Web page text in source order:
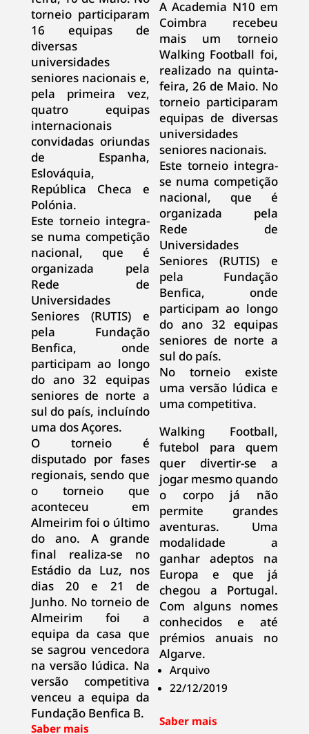
torneio participaram
16 equipas de
diversas
universidades
seniores nacionais e,
pela primeira vez,
quatro equipas
internacionais
convidadas oriundas
de Espanha,
Eslováquia,
República Checa e
Polónia.
Este torneio integra-
se numa competição
nacional, que é
organizada pela
Rede de
Universidades
Seniores (RUTIS) e
pela Fundação
Benfica, onde
participam ao longo
do ano 32 equipas
seniores de norte a
sul do país, incluíndo
uma dos Açores.
O torneio é
disputado por fases
regionais, sendo que
o torneio que
aconteceu em
Almeirim foi o último
do ano. A grande
final realiza-se no
Estádio da Luz, nos
dias 20 e 21 de
Junho. No torneio de
Almeirim foi a
equipa da casa que
se sagrou vencedora
na versão lúdica. Na
versão competitiva
venceu a equipa da
Fundação Benfica B.
A Academia N10 em
Coimbra recebeu
mais um torneio
Walking Football foi,
realizado na quinta-
feira, 26 de Maio. No
torneio participaram
equipas de diversas
universidades
seniores nacionais.
Este torneio integra-
se numa competição
nacional, que é
organizada pela
Rede de
Universidades
Seniores (RUTIS) e
pela Fundação
Benfica, onde
participam ao longo
do ano 32 equipas
seniores de norte a
sul do país.
No torneio existe
uma versão lúdica e
uma competitiva.
Walking Football,
futebol para quem
quer divertir-se a
jogar mesmo quando
o corpo já não
permite grandes
aventuras. Uma
modalidade a
ganhar adeptos na
Europa e que já
chegou a Portugal.
Com alguns nomes
conhecidos e até
prémios anuais no
Algarve.
Arquivo
22/12/2019